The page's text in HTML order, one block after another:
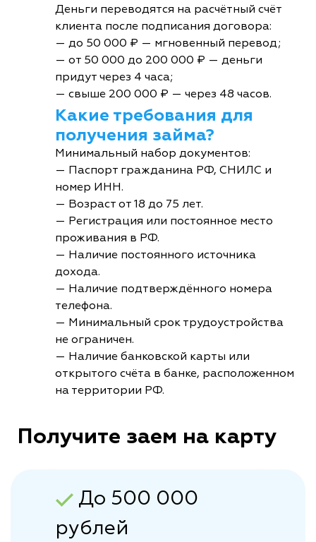
Деньги переводятся на расчётный счёт
клиента после подписания договора:
— до 50 000 ₽ — мгновенный перевод;
— от 50 000 до 200 000 ₽ — деньги
придут через 4 часа;
— свыше 200 000 ₽ — через 48 часов.
Какие требования для
получения займа?
Минимальный набор документов:
— Паспорт гражданина РФ, СНИЛС и
номер ИНН.
— Возраст от 18 до 75 лет.
— Регистрация или постоянное место
проживания в РФ.
— Наличие постоянного источника
дохода.
— Наличие подтверждённого номера
телефона.
— Минимальный срок трудоустройства
не ограничен.
— Наличие банковской карты или
открытого счёта в банке, расположенном
на территории РФ.
Получите заем на карту
До 500 000
рублей